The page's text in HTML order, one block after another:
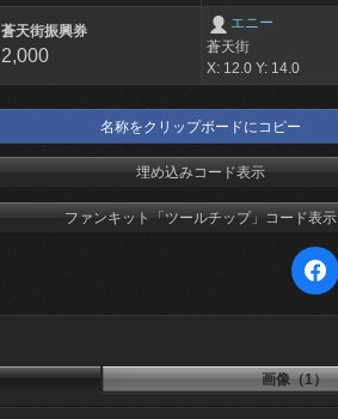
蒼天街振興券
2,000
エニー
蒼天街
X: 12.0 Y: 14.0
名称をクリップボードにコピー
埋め込みコード表示
ファンキット「ツールチップ」コード表示
画像（1）